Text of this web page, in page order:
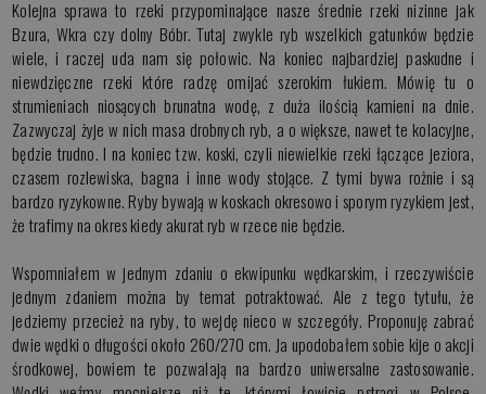
Kolejna sprawa to rzeki przypominające nasze średnie rzeki nizinne jak
Bzura, Wkra czy dolny Bóbr. Tutaj zwykle ryb wszelkich gatunków będzie
wiele, i raczej uda nam się połowic. Na koniec najbardziej paskudne i
niewdzięczne rzeki które radzę omijać szerokim łukiem. Mówię tu o
strumieniach niosących brunatna wodę, z duża ilością kamieni na dnie.
Zazwyczaj żyje w nich masa drobnych ryb, a o większe, nawet te kolacyjne,
będzie trudno. I na koniec tzw. koski, czyli niewielkie rzeki łączące jeziora,
czasem rozlewiska, bagna i inne wody stojące. Z tymi bywa rożnie i są
bardzo ryzykowne. Ryby bywają w koskach okresowo i sporym ryzykiem jest,
że trafimy na okres kiedy akurat ryb w rzece nie będzie.
Wspomniałem w jednym zdaniu o ekwipunku wędkarskim, i rzeczywiście
jednym zdaniem można by temat potraktować. Ale z tego tytułu, że
jedziemy przecież na ryby, to wejdę nieco w szczegóły. Proponuję zabrać
dwie wędki o długości około 260/270 cm. Ja upodobałem sobie kije o akcji
środkowej, bowiem te pozwalają na bardzo uniwersalne zastosowanie.